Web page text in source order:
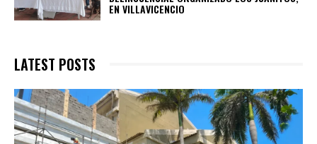
EN VILLAVICENCIO
LATEST POSTS